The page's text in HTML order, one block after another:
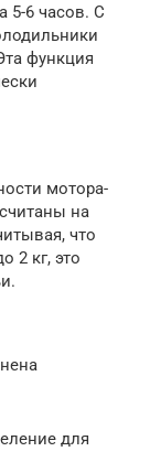
5-6 часов. С
функция
мотора-
на
что
2 кг, это
для